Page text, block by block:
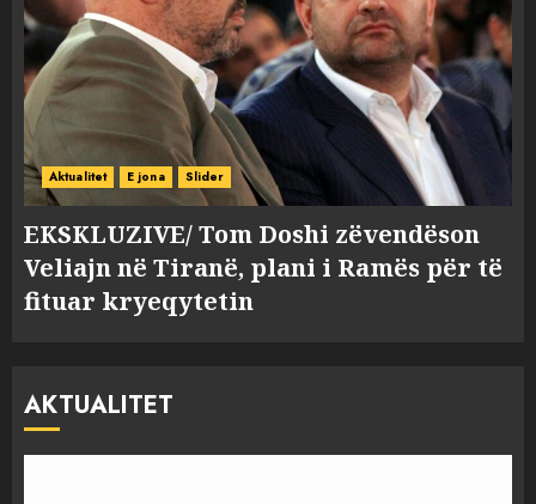
Aktualitet E jona Slider
EKSKLUZIVE/ Tom Doshi zëvendëson
Veliajn në Tiranë, plani i Ramës për të
fituar kryeqytetin
AKTUALITET